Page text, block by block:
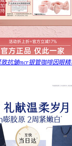
抗皱mcr银管咖啡因眼